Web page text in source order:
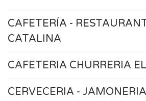
CAFETERÍA -
CATALINA
CAFETERIA CHURRERIA
CERVECERIA -